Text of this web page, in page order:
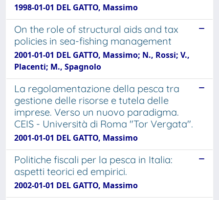
1998-01-01 DEL GATTO, Massimo
On the role of structural aids and tax
policies in sea-fishing management
2001-01-01 DEL GATTO, Massimo; N., Rossi; V.,
Placenti; M., Spagnolo
La regolamentazione della pesca tra
gestione delle risorse e tutela delle
imprese. Verso un nuovo paradigma.
CEIS - Università di Roma "Tor Vergata".
2001-01-01 DEL GATTO, Massimo
Politiche fiscali per la pesca in Italia:
aspetti teorici ed empirici.
2002-01-01 DEL GATTO, Massimo